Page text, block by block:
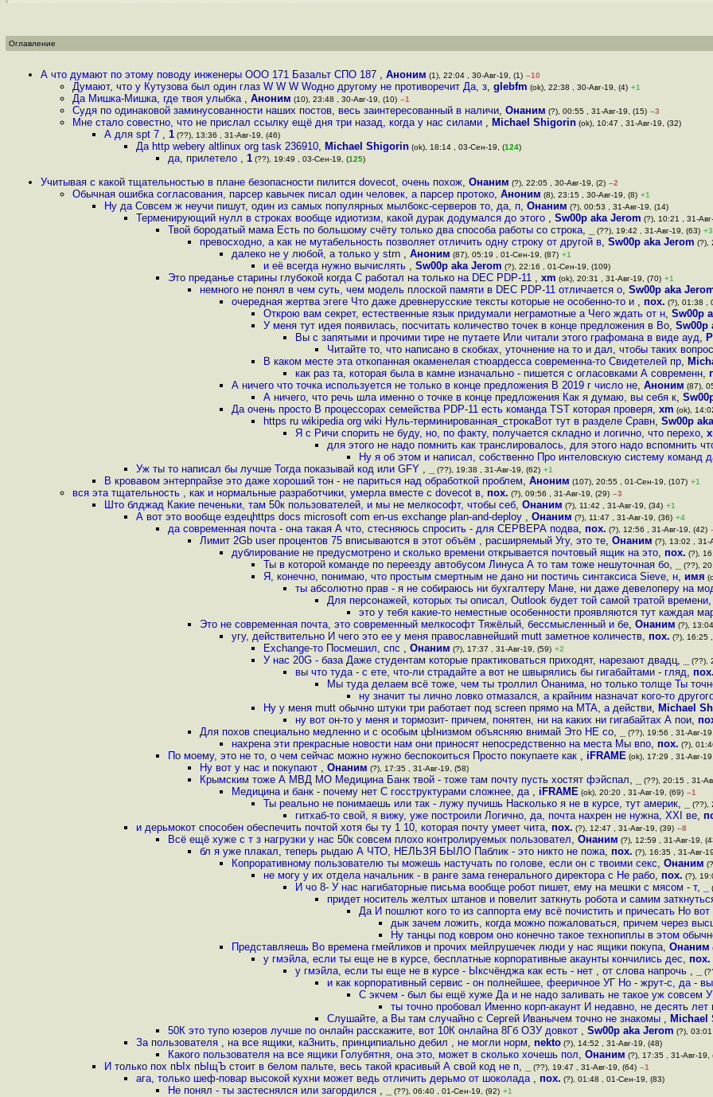
Оглавление
А что думают по этому поводу инженеры ООО 171 Базальт СПО 187 , Аноним (1), 22:04 , 30-Авг-19, (1) –10
Думают, что у Кутузова был один глаз W W W Wодно другому не противоречит Да, з, glebfm (ok), 22:38 , 30-Авг-19, (4) +1
Да Мишка-Мишка, где твоя улыбка , Аноним (10), 23:48 , 30-Авг-19, (10) –1
Судя по одинаковой заминусованности наших постов, весь заинтересованный в наличи, Онаним (?), 00:55 , 31-Авг-19, (15) –3
Мне стало совестно, что не прислал ссылку ещё дня три назад, когда у нас силами , Michael Shigorin (ok), 10:47 , 31-Авг-19, (32)
А для spt 7 , 1 (??), 13:36 , 31-Авг-19, (46)
Да http webery altlinux org task 236910, Michael Shigorin (ok), 18:14 , 03-Сен-19, (124)
да, прилетело , 1 (??), 19:49 , 03-Сен-19, (125)
Учитывая с какой тщательностью в плане безопасности пилится dovecot, очень похож, Онаним (?), 22:05 , 30-Авг-19, (2) –2
Обычная ошибка согласования, парсер кавычек писал один человек, а парсер протоко, Аноним (8), 23:15 , 30-Авг-19, (8) +1
Ну да Совсем ж неучи пишут, один из самых популярных мылбокс-серверов то, да, п, Онаним (?), 00:53 , 31-Авг-19, (14)
Терменирующий нулл в строках вообще идиотизм, какой дурак додумался до этого , Sw00p aka Jerom (?), 10:21 , 31-
Твой бородатый мама Есть по большому счёту только два способа работы со строка, (??), 19:42 , 31-Авг-19, (63) +3
превосходно, а как не мутабельность позволяет отличить одну строку от другой в, Sw00p aka Jerom (?),
далеко не у любой, а только у strn , Аноним (87), 05:19 , 01-Сен-19, (87) +1
и её всегда нужно вычислять , Sw00p aka Jerom (?), 22:16 , 01-Сен-19, (109)
Это преданье старины глубокой когда C работал на только на DEC PDP-11 , xm (ok), 20:31 , 31-Авг-19, (70) +1
немного не понял в чем суть, чем модель плоской памяти в DEC PDP-11 отличается о, Sw00p aka
очередная жертва эгеге Что даже древнерусские тексты которые не особенно-то и , пох. (?), 01:38 ,
Открою вам секрет, естественные язык придумали неграмотные а Чего ждать от н, Sw00p
У меня тут идея появилась, посчитать количество точек в конце предложения в Во, Sw00p
Вы с запятыми и прочими тире не путаете Или читали этого графомана в виде ауд,
Читайте то, что написано в скобках, уточнение на то и дал, чтобы таких
В каком месте эта откопанная окаменелая стюардесса современна-то Свидетелей пр,
как раз та, которая была в камне изначально - пишется с огласовками А современн,
А ничего что точка используется не только в конце предложения В 2019 г число не, Аноним (87),
А ничего, что речь шла именно о точке в конце предложения Как я думаю, вы себя к,
Да очень просто В процессорах семейства PDP-11 есть команда TST которая проверя, xm (ok),
https ru wikipedia org wiki Нуль-терминированная_строкаВот тут в разделе Сравн, Sw00p
Я с Ричи спорить не буду, но, по факту, получается складно и логично, что перехо,
для этого не надо помнить как транслировалось, для этого надо вспомнить
Ну я об этом и написал, собственно Про интеловскую систему команд
Уж ты то написал бы лучше Тогда показывай код или GFY , (??), 19:38 , 31-Авг-19, (62) +1
В кровавом энтерпрайзе это даже хороший тон - не париться над обработкой проблем, Аноним (107), 20:55 , 01-Сен-19, (107) +1
вся эта тщательность , как и нормальные разработчики, умерла вместе с dovecot в, пох. (?), 09:56 , 31-Авг-19, (29) –3
Што блджад Какие печеньки, там 50к пользователей, и мы не мелкософт, чтобы себ, Онаним (?), 11:42 , 31-Авг-19, (34) +1
А вот это вообще ездецhttps docs microsoft com en-us exchange plan-and-deploy , Онаним (?), 11:47 , 31-Авг-19, (36) +4
да современная почта - она такая А что, стесняюсь спросить - для СЕРВЕРА подва, пох. (?), 12:56 , 31-Авг-19, (42)
Лимит 2Gb user процентов 75 вписываются в этот объём , расширяемый Угу, это те, Онаним (?), 13:02 , 31-
дублирование не предусмотрено и сколько времени открывается почтовый ящик на это, пох. (?),
Ты в которой команде по переезду автобусом Линуса А то там тоже нешуточная бо, (??),
Я, конечно, понимаю, что простым смертным не дано ни постичь синтаксиса Sieve, н, имя
ты абсолютно прав - я не собираюсь ни бухгалтеру Мане, ни даже девелоперу на
Для персонажей, которых ты описал, Outlook будет той самой тратой
это у тебя какие-то неместные особенности проявляются тут каждая
Это не современная почта, это современный мелкософт Тяжёлый, бессмысленный и бе, Онаним (?),
угу, действительно И чего это ее у меня православнейший mutt заметное количеств, пох. (?), 16:25
Exchange-то Посмешил, спс , Онаним (?), 17:37 , 31-Авг-19, (59) +2
У нас 20G - база Даже студентам которые практиковаться приходят, нарезают двадц, (??),
вы что туда - с ете, что-ли страдайте а вот не швырялись бы гигабайтами - гляд, пох.
Мы туда делаем всё тоже, чем ты троллил Онанима, но только толще Ты
ну значит ты лично ловко отмазался, а крайним назначат кого-то
Ну у меня mutt обычно штуки три работает под screen прямо на MTA, а действи, Michael
ну вот он-то у меня и тормозит- причем, понятен, ни на каких ни гигабайтах А пои,
Для похов специально медленно и с особым цЫнизмом объясняю внимай Это НЕ со, (??), 19:56 , 31-Авг-
нахрена эти прекрасные новости нам они приносят непосредственно на места Мы впо, пох. (?),
По моему, это не то, о чем сейчас можно нужно беспокоиться Просто покупаете как , iFRAME (ok), 17:29 , 31-Авг-
Ну вот у нас и покупают , Онаним (?), 17:35 , 31-Авг-19, (58)
Крымским тоже А МВД МО Медицина Банк твой - тоже там почту пусть хостят фэйспал, (??), 20:15 , 31-
Медицина и банк - почему нет С госструктурами сложнее, да , iFRAME (ok), 20:20 , 31-Авг-19, (69) –1
Ты реально не понимаешь или так - лужу пучишь Насколько я не в курсе, тут америк, (??),
гитхаб-то свой, я вижу, уже построили Логично, да, почта нахрен не нужна, XXI ве,
и дерьмокот способен обеспечить почтой хотя бы ту 1 10, которая почту умеет чита, пох. (?), 12:47 , 31-Авг-19, (39) –8
Всё ещё хуже с т з нагрузки у нас 50к совсем плохо контролируемых пользовател, Онаним (?), 12:59 , 31-Авг-19,
бл я уже плакал, теперь рыдаю А ЧТО, НЕЛЬЗЯ БЫЛО Паблик - это никто не пожа, пох. (?), 16:35 , 31-Авг-
Копроративному пользователю ты можешь настучать по голове, если он с твоими секс, Онаним
не могу у их отдела начальник - в ранге зама генерального директора c Не рабо, пох. (?),
И чо 8- У нас нагибаторные письма вообще робот пишет, ему на мешки с мясом - т,
придет носитель желтых штанов и повелит заткнуть робота и самим
Да И пошлют кого то из саппорта ему всё почистить и причесать Но
дык зачем ложить, когда можно пожаловаться, причем через
Ну танцы под ковром оно конечно такое технопиплы в этом
Представляешь Во времена гмейликов и прочих мейлрушечек люди у нас ящики покупа, Онаним
у гмэйла, если ты еще не в курсе, бесплатные корпоративные акаунты кончились дес, пох.
у гмэйла, если ты еще не в курсе - Ыксчёнджа как есть - нет , от слова напрочь ,
и как корпоративный сервис - он полнейшее, фееричное УГ Но - жрут-с, да -
С экчем - был бы ещё хуже Да и не надо заливать не такое уж совсем
ты точно пробовал Именно корп-акаунт И недавно, не десять лет
Слушайте, а Вы там случайно с Сергей Иванычем точно не знакомы , Michael
50К это тупо юзеров лучше по онлайн расскажите, вот 10К онлайна 8Гб ОЗУ довкот , Sw00p aka Jerom (?),
За пользователя , на все ящики, кa3нить, принципиально дeбил , не могли норм, nekto (?), 14:52 , 31-Авг-19, (48)
Какого пользователя на все ящики Голубятня, она это, может в сколько хочешь пол, Онаним (?), 17:35 , 31-Авг-19,
И только пох пЫх пЫщЪ стоит в белом пальте, весь такой красивый А свой код не п, (??), 19:47 , 31-Авг-19, (64) –1
ага, только шеф-повар высокой кухни может ведь отличить дерьмо от шоколада , пох. (?), 01:48 , 01-Сен-19, (83)
Не понял - ты застеснялся или загордился , (??), 06:40 , 01-Сен-19, (92) +1